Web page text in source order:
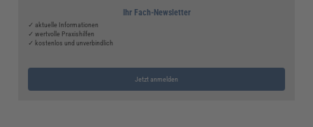
Ihr Fach-Newsletter
✓ aktuelle Informationen
✓ wertvolle Praxishilfen
✓ kostenlos und unverbindlich
Jetzt anmelden